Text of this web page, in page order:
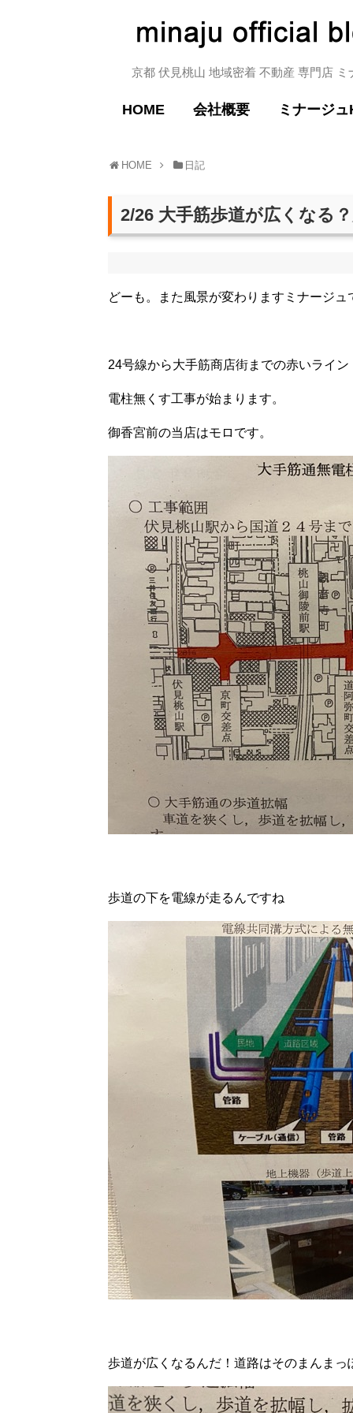
京都 伏見桃山 地域密着 不動産 専門店
HOME 会社概要 ミナージ
HOME 日記
2/26 大手筋歩道が広くなる
どーも。また風景が変わりますミナージュ
24号線から大手筋商店街までの赤いライン
電柱無くす工事が始まります。
御香宮前の当店はモロです。
歩道の下を電線が走るんですね
歩道が広くなるんだ！道路はそのまんまっ